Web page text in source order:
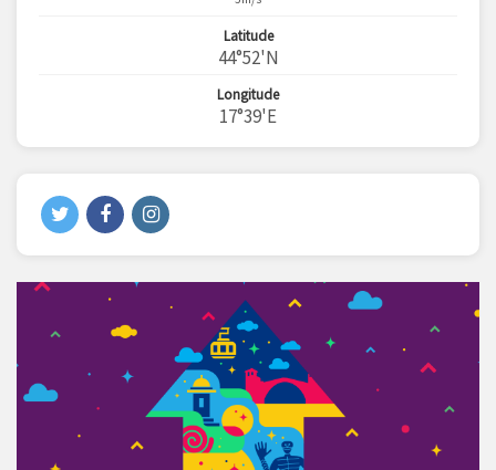
Latitude
44°52'N
Longitude
17°39'E